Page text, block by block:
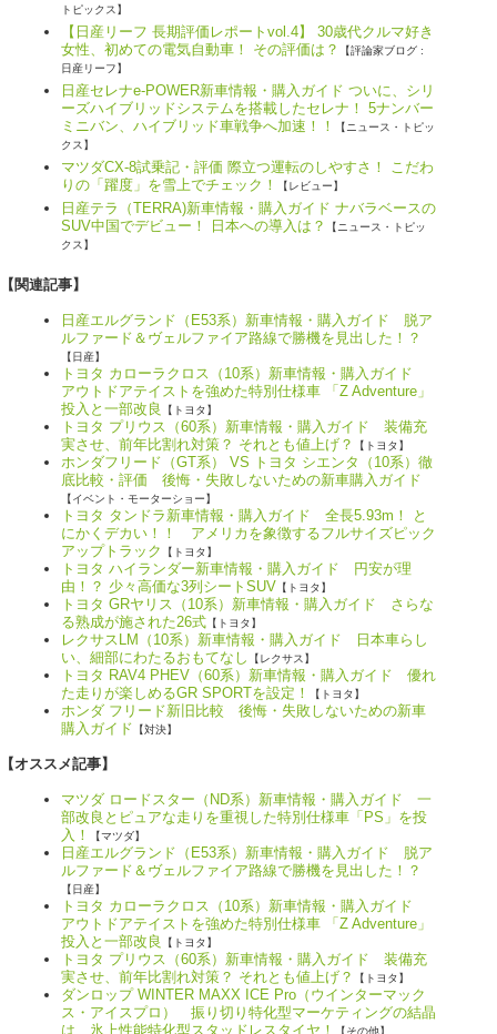
トピックス】
【日産リーフ 長期評価レポートvol.4】 30歳代クルマ好き
女性、初めての電気自動車！ その評価は？
【評論家ブログ :
日産リーフ】
日産セレナe-POWER新車情報・購入ガイド ついに、シリ
ーズハイブリッドシステムを搭載したセレナ！ 5ナンバー
ミニバン、ハイブリッド車戦争へ加速！！
【ニュース・トピッ
クス】
マツダCX-8試乗記・評価 際立つ運転のしやすさ！ こだわ
りの「躍度」を雪上でチェック！
【レビュー】
日産テラ（TERRA)新車情報・購入ガイド ナバラベースの
SUV中国でデビュー！ 日本への導入は？
【ニュース・トピッ
クス】
【関連記事】
日産エルグランド（E53系）新車情報・購入ガイド 脱ア
ルファード＆ヴェルファイア路線で勝機を見出した！？
【日産】
トヨタ カローラクロス（10系）新車情報・購入ガイド
アウトドアテイストを強めた特別仕様車 「Z Adventure」
投入と一部改良
【トヨタ】
トヨタ プリウス（60系）新車情報・購入ガイド 装備充
実させ、前年比割れ対策？ それとも値上げ？
【トヨタ】
ホンダフリード（GT系） VS トヨタ シエンタ（10系）徹
底比較・評価 後悔・失敗しないための新車購入ガイド
【イベント・モーターショー】
トヨタ タンドラ新車情報・購入ガイド 全長5.93m！ と
にかくデカい！！ アメリカを象徴するフルサイズピック
アップトラック
【トヨタ】
トヨタ ハイランダー新車情報・購入ガイド 円安が理
由！？ 少々高価な3列シートSUV 【トヨタ】
トヨタ GRヤリス（10系）新車情報・購入ガイド さらな
る熟成が施された26式 【トヨタ】
レクサスLM（10系）新車情報・購入ガイド 日本車らし
い、細部にわたるおもてなし
【レクサス】
トヨタ RAV4 PHEV（60系）新車情報・購入ガイド 優れ
た走りが楽しめるGR SPORTを設定！
【トヨタ】
ホンダ フリード新旧比較 後悔・失敗しないための新車
購入ガイド 【対決】
【オススメ記事】
マツダ ロードスター（ND系）新車情報・購入ガイド 一
部改良とピュアな走りを重視した特別仕様車「PS」を投
入！
【マツダ】
日産エルグランド（E53系）新車情報・購入ガイド 脱ア
ルファード＆ヴェルファイア路線で勝機を見出した！？
【日産】
トヨタ カローラクロス（10系）新車情報・購入ガイド
アウトドアテイストを強めた特別仕様車 「Z Adventure」
投入と一部改良
【トヨタ】
トヨタ プリウス（60系）新車情報・購入ガイド 装備充
実させ、前年比割れ対策？ それとも値上げ？
【トヨタ】
ダンロップ WINTER MAXX ICE Pro（ウインターマック
ス・アイスプロ） 振り切り特化型マーケティングの結晶
は、氷上性能特化型スタッドレスタイヤ！
【その他】